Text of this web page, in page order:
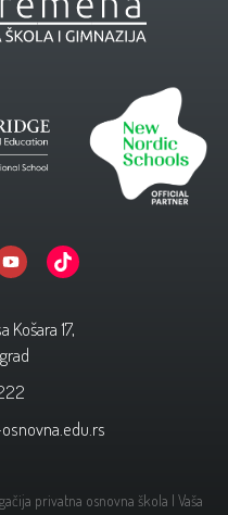
Košara 17,
privatna osnovna škola | Vaša